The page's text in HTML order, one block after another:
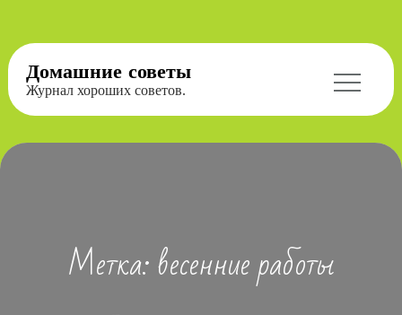
Перейти
содержимому
Домашние советы
Журнал хороших советов.
Метка:весенние работы